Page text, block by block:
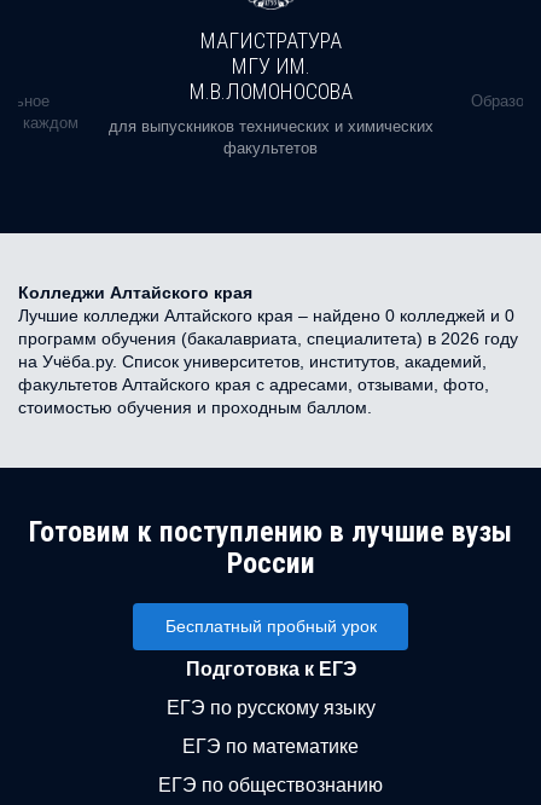
в каждом
МАГИСТРАТУРА
МГУ ИМ.
М.В.ЛОМОНОСОВА
для выпускников технических и химических
факультетов
Колледжи Алтайского края
Лучшие колледжи Алтайского края – найдено 0 колледжей и 0
программ обучения (бакалавриата, специалитета) в 2026 году
на Учёба.ру. Список университетов, институтов, академий,
факультетов Алтайского края с адресами, отзывами, фото,
стоимостью обучения и проходным баллом.
Готовим к поступлению в лучшие вузы
России
Бесплатный пробный урок
Подготовка к ЕГЭ
ЕГЭ по русскому языку
ЕГЭ по математике
ЕГЭ по обществознанию